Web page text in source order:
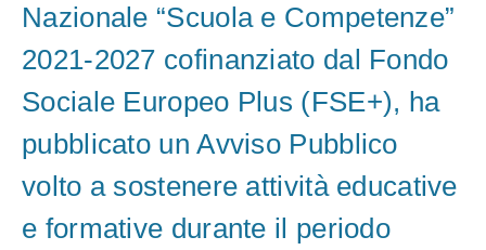
Nazionale “Scuola e Competenze”
2021-2027 cofinanziato dal Fondo
Sociale Europeo Plus (FSE+), ha
pubblicato un Avviso Pubblico
volto a sostenere attività educative
e formative durante il periodo